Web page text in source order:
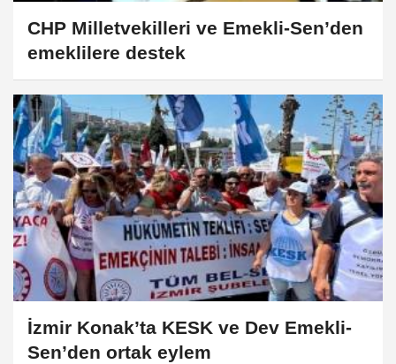
CHP Milletvekilleri ve Emekli-Sen’den
emeklilere destek
İzmir Konak’ta KESK ve Dev Emekli-
Sen’den ortak eylem